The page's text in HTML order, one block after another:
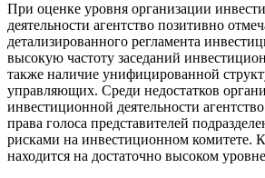
При оценке уровня организации
деятельности агентство позитивно
детализированного регламента
высокую частоту заседаний
также наличие унифицированной
управляющих. Среди недостатков
инвестиционной деятельности
права голоса представителей
рисками на инвестиционном комитете.
находится на достаточно высоком